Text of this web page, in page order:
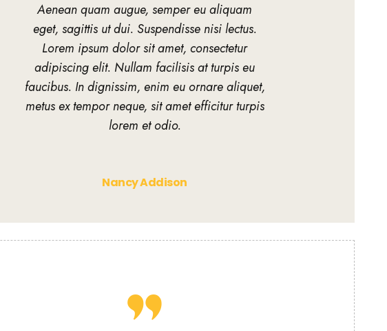
Aenean quam augue, semper eu aliquam
eget, sagittis ut dui. Suspendisse nisi lectus.
Lorem ipsum dolor sit amet, consectetur
adipiscing elit. Nullam facilisis at turpis eu
faucibus. In dignissim, enim eu ornare aliquet,
metus ex tempor neque, sit amet efficitur turpis
lorem et odio.
Nancy Addison